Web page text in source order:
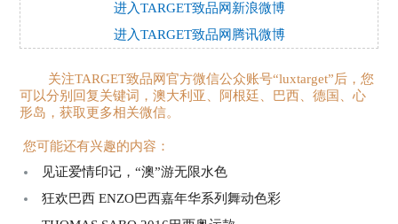
进入TARGET致品网新浪微博
进入TARGET致品网腾讯微博
关注TARGET致品网官方微信公众账号“luxtarget”后，您
可以分别回复关键词，澳大利亚、阿根廷、巴西、德国、心
形岛，获取更多相关微信。
您可能还有兴趣的内容：
见证爱情印记，“澳”游无限水色
狂欢巴西 ENZO巴西嘉年华系列舞动色彩